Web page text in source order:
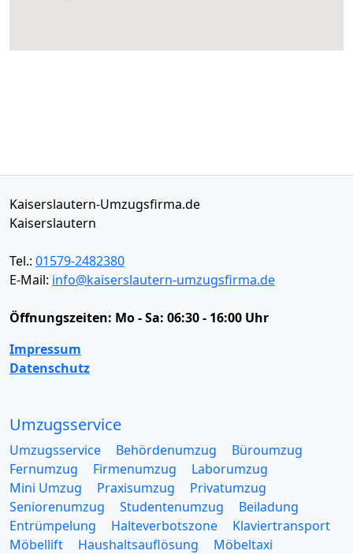
Kaiserslautern-Umzugsfirma.de
Kaiserslautern
Tel.: 01579-2482380
E-Mail: info@kaiserslautern-umzugsfirma.de
Öffnungszeiten: Mo - Sa: 06:30 - 16:00 Uhr
Impressum
Datenschutz
Umzugsservice
Umzugsservice Behördenumzug
Büroumzug
Fernumzug
Firmenumzug
Laborumzug
Mini Umzug
Praxisumzug
Privatumzug
Seniorenumzug
Studentenumzug
Beiladung
Entrümpelung
Halteverbotszone
Klaviertransport
Möbellift
Haushaltsauflösung
Möbeltaxi